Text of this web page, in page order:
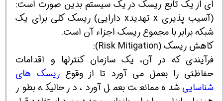
ای از یک تابع ریسک در یک سیستم بدین صورت است:
(آسیب پذیری x تهدیدx دارایی) ریسک کلی برای یک
شبکه برابر با مجموع ریسک اجزاء آن است.
کاهش ریسک (Risk Mitigation):
فرآیندی که در آن، یک سازمان کنترلها و اقدامات
حفاظتی را بعمل می آورد تا از وقوعریسک های
شناسایی شده ممانعت بعمل آورد، در حالیکه بطور